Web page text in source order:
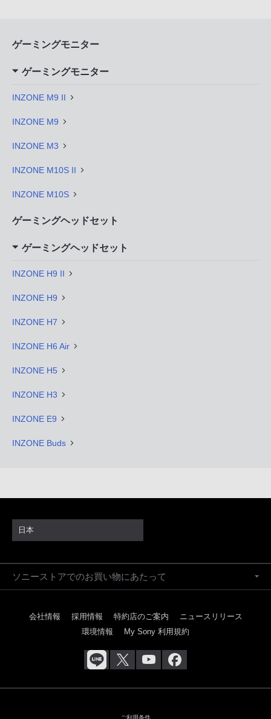
ゲーミングモニター
ゲーミングモニター
INZONE M9 II
INZONE M9
INZONE M3
INZONE M10S II
INZONE M10S
ゲーミングヘッドセット
ゲーミングヘッドセット
INZONE H9 II
INZONE H9
INZONE H7
INZONE H6 Air
INZONE H5
INZONE H3
INZONE E9
INZONE Buds
日本
ソニーストアでのお買い物にあたって
会社情報 採用情報 特約店のご案内
ニュースリリース
環境情報
My Sony 利用規約
ご利用条件